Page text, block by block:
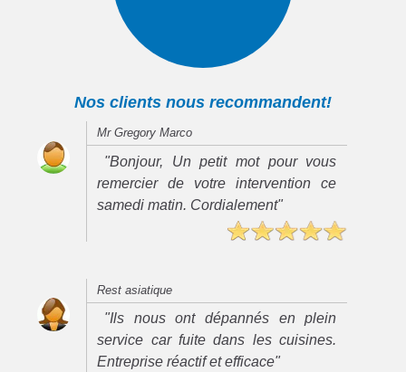
Nos clients nous recommandent!
Mr Gregory Marco
"Bonjour, Un petit mot pour vous
remercier de votre intervention ce
samedi matin. Cordialement"
Rest asiatique
"Ils nous ont dépannés en plein
service car fuite dans les cuisines.
Entreprise réactif et efficace"